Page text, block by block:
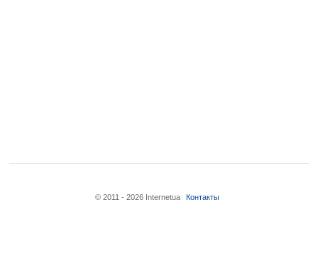
© 2011 - 2026 Internetua Контакты